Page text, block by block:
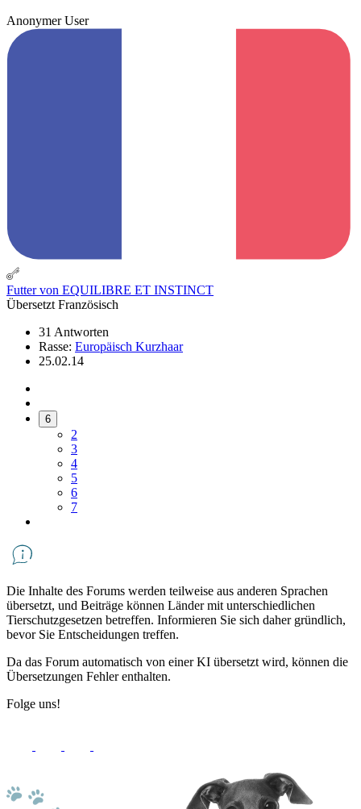
Anonymer User
Futter von EQUILIBRE ET INSTINCT
Übersetzt Französisch
31 Antworten
Rasse: Europäisch Kurzhaar
25.02.14
6
2
3
4
5
6
7
Die Inhalte des Forums werden teilweise aus anderen Sprachen
übersetzt, und Beiträge können Länder mit unterschiedlichen
Tierschutzgesetzen betreffen. Informieren Sie sich daher gründlich,
bevor Sie Entscheidungen treffen.
Da das Forum automatisch von einer KI übersetzt wird, können die
Übersetzungen Fehler enthalten.
Folge uns!